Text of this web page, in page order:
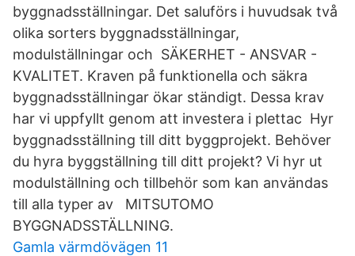
byggnadsställningar. Det saluförs i huvudsak två
olika sorters byggnadsställningar,
modulställningar och SÄKERHET - ANSVAR -
KVALITET. Kraven på funktionella och säkra
byggnadsställningar ökar ständigt. Dessa krav
har vi uppfyllt genom att investera i plettac Hyr
byggnadsställning till ditt byggprojekt. Behöver
du hyra byggställning till ditt projekt? Vi hyr ut
modulställning och tillbehör som kan användas
till alla typer av MITSUTOMO
BYGGNADSSTÄLLNING.
Gamla värmdövägen 11